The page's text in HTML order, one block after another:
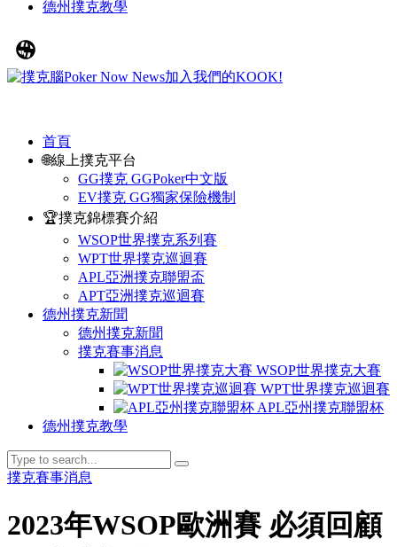
德州撲克教學
首頁
🌐線上撲克平台
GG撲克 GGPoker中文版
EV撲克 GG獨家保險機制
🏆撲克錦標賽介紹
WSOP世界撲克系列賽
WPT世界撲克巡迴賽
APL亞洲撲克聯盟盃
APT亞洲撲克巡迴賽
德州撲克新聞
德州撲克新聞
撲克賽事消息
WSOP世界撲克大賽
WPT世界撲克巡迴賽
APL亞州撲克聯盟杯
德州撲克教學
撲克賽事消息
2023年WSOP歐洲賽 必須回顧